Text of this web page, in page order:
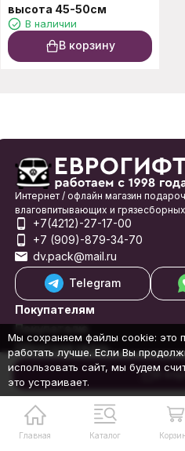
В
высота 45-50см
В наличии
В корзину
Главная Каталог
Интернет / офлайн магазин
влаговпитывающих и
+7(4212)-27-17-00
+7 (909)-879-34-70
dv.pack@mail.ru
Telegram
Покупателям
Покупателю
Обратная связь
© 1998-2026 Еврогифт
Мы сохраняем файлы cookie: это
работать лучше. Если Вы
использовать сайт, мы будем
это устраивает.